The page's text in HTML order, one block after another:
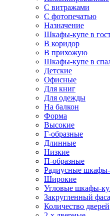
С витражами
С фотопечатью
Назначение
Шкафы-купе в
В коридор
В прихожую
Шкафы-купе в
Детские
Офисные
Для книг
Для одежды
На балкон
Форма
Высокие
Г-образные
Длинные
Низкие
П-образные
Радиусные
Широкие
Угловые шкафы-
Закругленный
Количество дверей